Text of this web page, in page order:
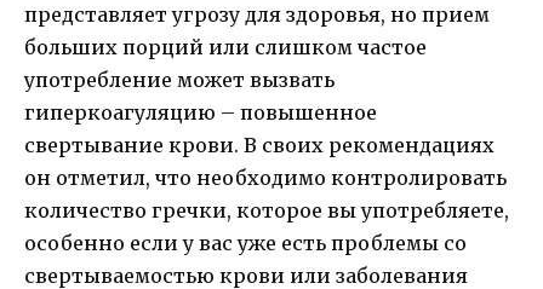
представляет угрозу для здоровья, но прием
больших порций или слишком частое
употребление может вызвать
гиперкоагуляцию – повышенное
свертывание крови. В своих рекомендациях
он отметил, что необходимо контролировать
количество гречки, которое вы употребляете,
особенно если у вас уже есть проблемы со
свертываемостью крови или заболевания